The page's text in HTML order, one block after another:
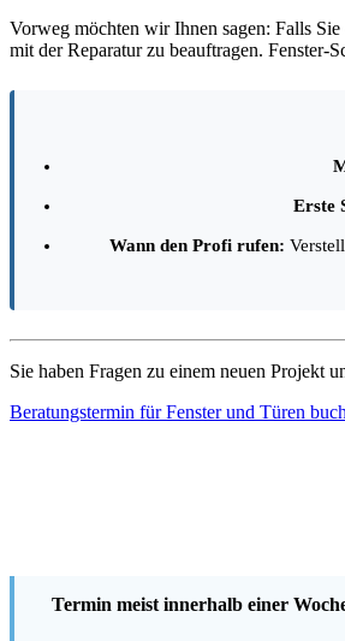
Vorweg möchten wir Ihnen sagen: Falls
mit der Reparatur zu beauftragen. Fenster-
Erste
Wann den Profi rufen:
Sie haben Fragen zu einem neuen Projekt
Beratungstermin für Fenster und Türen
Termin meist innerhalb einer